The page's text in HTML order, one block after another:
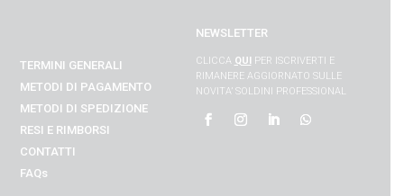
TERMINI GENERALI
METODI DI PAGAMENTO
METODI DI SPEDIZIONE
RESI E RIMBORSI
CONTATTI
FAQs
NEWSLETTER
CLICCA QUIPER ISCRIVERTI E
RIMANERE AGGIORNATO SULLE
NOVITA’ SOLDINI PROFESSIONAL